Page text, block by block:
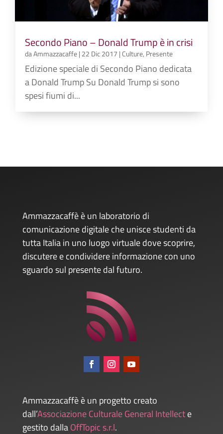
Secondo Piano – Donald Trump è in crisi
daAmmazzacaffe| 22 Dic 2017 |Culture, Presente
Edizione speciale di Secondo Piano dedicata
a Donald Trump Su Donald Trump si sono
spesi fiumi di...
Ammazzacaffè è un laboratorio di
comunicazione digitale che unisce studenti da
tutta Italia in uno luogo virtuale dove scoprire,
discutere e condividere informazione con uno
sguardo sul presente dal futuro.
Ammazzacaffè è un progetto creato
dall’Associazione Culturale General Intellecte
gestito dallaOffTopic s.r.l.